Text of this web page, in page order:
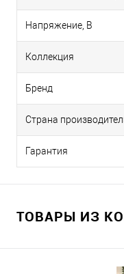
Напряжение, В
Коллекция
Бренд
Страна
Гарантия
ТОВАРЫ ИЗ